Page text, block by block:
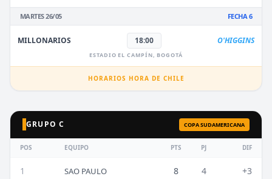
MARTES 26/05 FECHA 6
MILLONARIOS 18:00 O'HIGGINS
ESTADIO EL CAMPÍN, BOGOTÁ
HORARIOS HORA DE CHILE
GRUPO C COPA SUDAMERICANA
POS EQUIPO PTS PJ DIF
1 SAO PAULO 8 4 +3